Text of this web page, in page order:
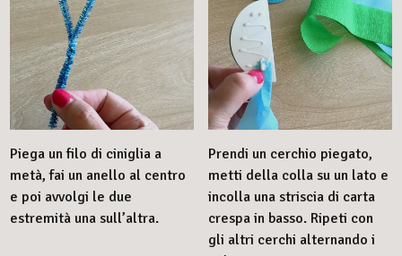
Piega un filo di ciniglia a
metà, fai un anello al centro
e poi avvolgi le due
estremità una sull’altra.
Prendi un cerchio piegato,
metti della colla su un lato e
incolla una striscia di carta
crespa in basso. Ripeti con
gli altri cerchi alternando i